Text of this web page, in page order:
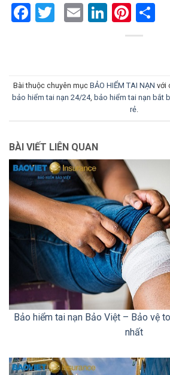
Facebook
Twitter
EmailLinkedIn
Bài thuộc chuyên mục BẢO HIỂM TAI NẠN với
bảo hiểm tai nạn 24/24, bảo hiểm tai nạn bắt
rẻ.
BÀI VIẾT LIÊN QUAN
Bảo hiểm tai nạn Bảo Việt – Bảo vệ
nhất